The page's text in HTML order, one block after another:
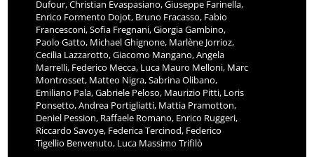
Dufour, Christian Evaspasiano, Giuseppe Farinella,
Enrico Formento Dojot, Bruno Fracasso, Fabio
Francesconi, Sofia Fregnani, Giorgia Gambino,
Paolo Gatto, Michael Ghignone, Marlène Jorrioz,
Cecilia Lazzarotto, Giacomo Mangano, Angela
Marrelli, Federico Mecca, Luca Mauro Melloni, Marc
Montrosset, Matteo Nigra, Sabrina Olibano,
Emiliano Pala, Gabriele Peloso, Maurizio Pitti, Loris
Ponsetto, Andrea Portigliatti, Mattia Pramotton,
Deniel Pession, Raffaele Romano, Enrico Ruggeri,
Riccardo Savoye, Federica Tercinod, Federico
Tigellio Benvenuto, Luca Massimo Trifilò